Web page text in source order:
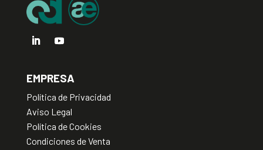
:
EMPRESA
Política de Privacidad
Aviso Legal
Política de Cookies
Condiciones de Venta